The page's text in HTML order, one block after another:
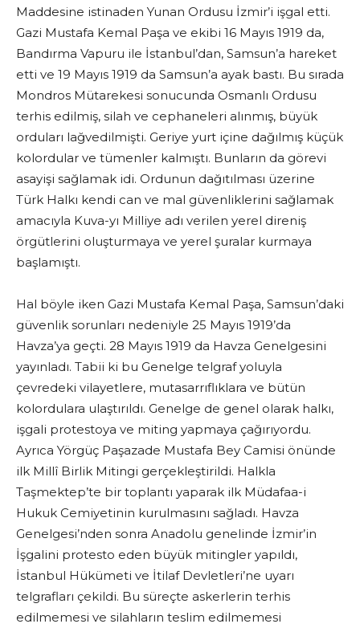
Maddesine istinaden Yunan Ordusu İzmir’i işgal etti.
Gazi Mustafa Kemal Paşa ve ekibi 16 Mayıs 1919 da,
Bandırma Vapuru ile İstanbul’dan, Samsun’a hareket
etti ve 19 Mayıs 1919 da Samsun’a ayak bastı. Bu sırada
Mondros Mütarekesi sonucunda Osmanlı Ordusu
terhis edilmiş, silah ve cephaneleri alınmış, büyük
orduları lağvedilmişti. Geriye yurt içine dağılmış küçük
kolordular ve tümenler kalmıştı. Bunların da görevi
asayişi sağlamak idi. Ordunun dağıtılması üzerine
Türk Halkı kendi can ve mal güvenliklerini sağlamak
amacıyla Kuva-yı Milliye adı verilen yerel direniş
örgütlerini oluşturmaya ve yerel şuralar kurmaya
başlamıştı.
Hal böyle iken Gazi Mustafa Kemal Paşa, Samsun’daki
güvenlik sorunları nedeniyle 25 Mayıs 1919’da
Havza’ya geçti. 28 Mayıs 1919 da Havza Genelgesini
yayınladı. Tabii ki bu Genelge telgraf yoluyla
çevredeki vilayetlere, mutasarrıflıklara ve bütün
kolordulara ulaştırıldı. Genelge de genel olarak halkı,
işgali protestoya ve miting yapmaya çağırıyordu.
Ayrıca Yörgüç Paşazade Mustafa Bey Camisi önünde
ilk Millî Birlik Mitingi gerçekleştirildi. Halkla
Taşmektep’te bir toplantı yaparak ilk Müdafaa-i
Hukuk Cemiyetinin kurulmasını sağladı. Havza
Genelgesi’nden sonra Anadolu genelinde İzmir’in
İşgalini protesto eden büyük mitingler yapıldı,
İstanbul Hükümeti ve İtilaf Devletleri’ne uyarı
telgrafları çekildi. Bu süreçte askerlerin terhis
edilmemesi ve silahların teslim edilmemesi